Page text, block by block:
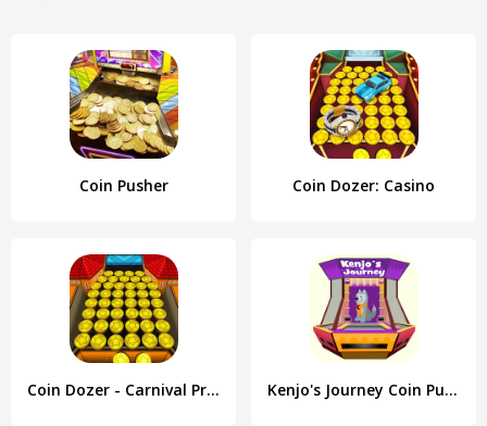
Coin Pusher Coin Dozer: Casino
Coin Dozer - Carnival Prizes Kenjo's Journey Coin Pusher